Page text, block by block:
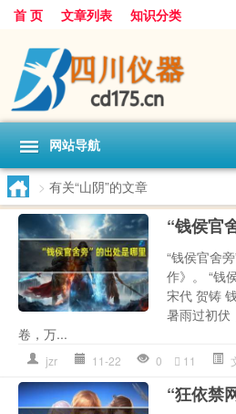
首 页 文章列表 知识分类
网站导航
> 有关“山阴”的文章
“钱侯官
“钱侯官舍
作》。 “钱
宋代 贺铸
暑雨过初伏
卷，万...
jzr 11-22 0 11
“狂依禁